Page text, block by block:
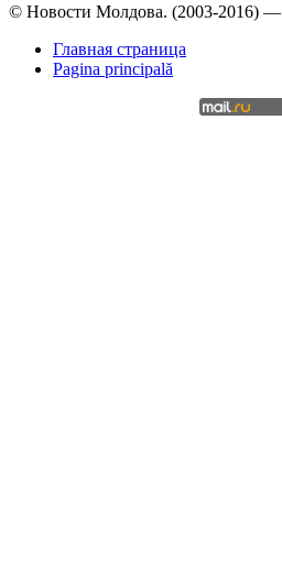
© Новости Молдова. (2003-2016) —
Главная страница
Pagina principală